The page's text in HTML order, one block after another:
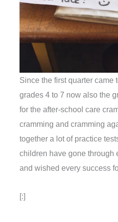
Since the first quarter came
grades 4 to 7 now also the
for the after-school care
cramming and cramming
together a lot of practice
children have gone through
and wished every success
[:]